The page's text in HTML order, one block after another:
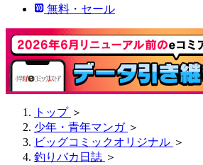
無料・セール
トップ ＞
少年・青年マンガ ＞
ビッグコミックオリジナル ＞
釣りバカ日誌 ＞